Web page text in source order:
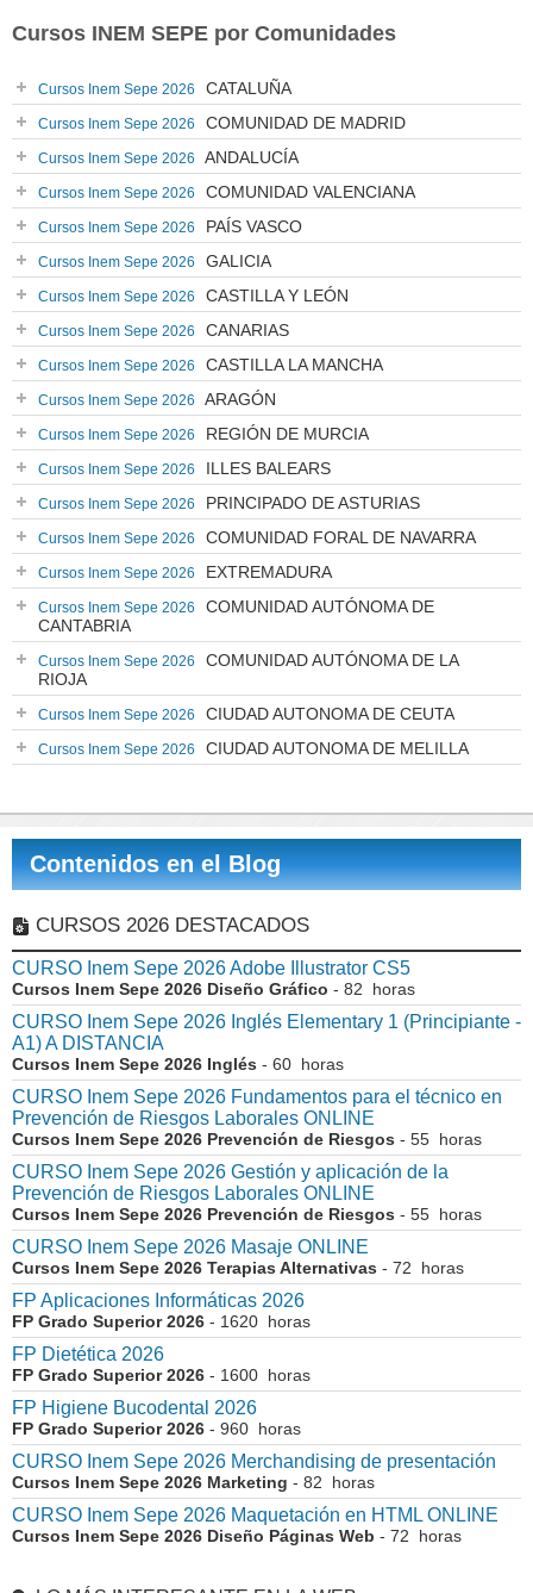
Cursos INEM SEPE por Comunidades
Cursos Inem Sepe 2026 CATALUÑA
Cursos Inem Sepe 2026 COMUNIDAD DE MADRID
Cursos Inem Sepe 2026 ANDALUCÍA
Cursos Inem Sepe 2026 COMUNIDAD VALENCIANA
Cursos Inem Sepe 2026 PAÍS VASCO
Cursos Inem Sepe 2026 GALICIA
Cursos Inem Sepe 2026 CASTILLA Y LEÓN
Cursos Inem Sepe 2026 CANARIAS
Cursos Inem Sepe 2026 CASTILLA LA MANCHA
Cursos Inem Sepe 2026 ARAGÓN
Cursos Inem Sepe 2026 REGIÓN DE MURCIA
Cursos Inem Sepe 2026 ILLES BALEARS
Cursos Inem Sepe 2026 PRINCIPADO DE ASTURIAS
Cursos Inem Sepe 2026 COMUNIDAD FORAL DE NAVARRA
Cursos Inem Sepe 2026 EXTREMADURA
Cursos Inem Sepe 2026
COMUNIDAD AUTÓNOMA DE
CANTABRIA
Cursos Inem Sepe 2026
COMUNIDAD AUTÓNOMA DE LA
RIOJA
Cursos Inem Sepe 2026 CIUDAD AUTONOMA DE CEUTA
Cursos Inem Sepe 2026 CIUDAD AUTONOMA DE MELILLA
Contenidos en el Blog
CURSOS 2026 DESTACADOS
CURSO Inem Sepe 2026 Adobe Illustrator CS5
Cursos Inem Sepe 2026 Diseño Gráfico - 82 horas
CURSO Inem Sepe 2026 Inglés Elementary 1 (Principiante -
A1) A DISTANCIA
Cursos Inem Sepe 2026 Inglés - 60 horas
CURSO Inem Sepe 2026 Fundamentos para el técnico en
Prevención de Riesgos Laborales ONLINE
Cursos Inem Sepe 2026 Prevención de Riesgos - 55 horas
CURSO Inem Sepe 2026 Gestión y aplicación de la
Prevención de Riesgos Laborales ONLINE
Cursos Inem Sepe 2026 Prevención de Riesgos - 55 horas
CURSO Inem Sepe 2026 Masaje ONLINE
Cursos Inem Sepe 2026 Terapias Alternativas - 72 horas
FP Aplicaciones Informáticas 2026
FP Grado Superior 2026 - 1620 horas
FP Dietética 2026
FP Grado Superior 2026 - 1600 horas
FP Higiene Bucodental 2026
FP Grado Superior 2026 - 960 horas
CURSO Inem Sepe 2026 Merchandising de presentación
Cursos Inem Sepe 2026 Marketing - 82 horas
CURSO Inem Sepe 2026 Maquetación en HTML ONLINE
Cursos Inem Sepe 2026 Diseño Páginas Web - 72 horas